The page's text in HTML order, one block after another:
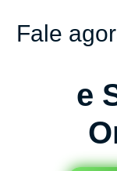
Fale
e